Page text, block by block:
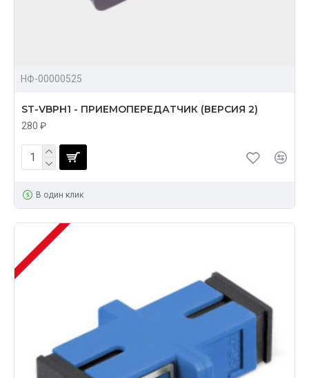
НФ-00000525
ST-VBPH1 - ПРИЕМОПЕРЕДАТЧИК (ВЕРСИЯ 2)
280 ₽
В один клик